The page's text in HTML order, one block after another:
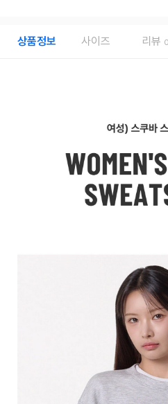
상품정보 사이즈 리뷰 0